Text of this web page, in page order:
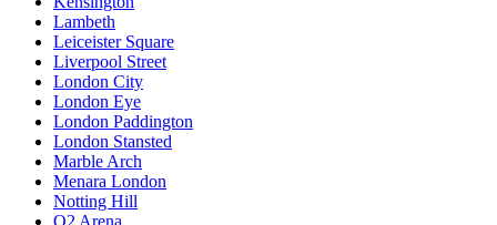
Lambeth
Leiceister Square
Liverpool Street
London City
London Eye
London Paddington
London Stansted
Marble Arch
Menara London
Notting Hill
O2 Arena